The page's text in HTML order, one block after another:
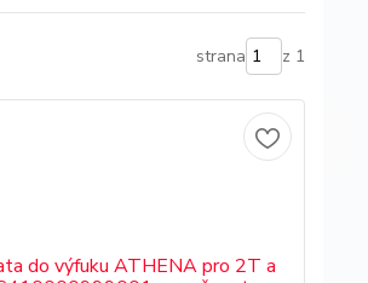
strana z 1